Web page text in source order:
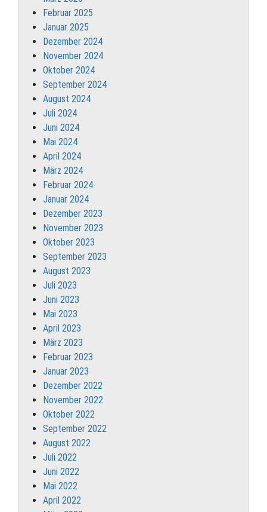
Februar 2025
Januar 2025
Dezember 2024
November 2024
Oktober 2024
September 2024
August 2024
Juli 2024
Juni 2024
Mai 2024
April 2024
März 2024
Februar 2024
Januar 2024
Dezember 2023
November 2023
Oktober 2023
September 2023
August 2023
Juli 2023
Juni 2023
Mai 2023
April 2023
März 2023
Februar 2023
Januar 2023
Dezember 2022
November 2022
Oktober 2022
September 2022
August 2022
Juli 2022
Juni 2022
Mai 2022
April 2022